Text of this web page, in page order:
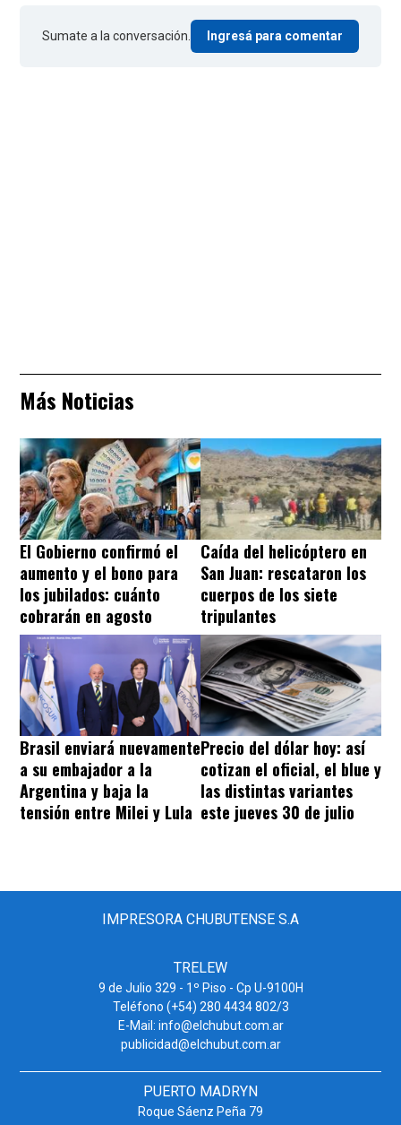
Sumate a la conversación. Ingresá para comentar
Más Noticias
El Gobierno confirmó el
aumento y el bono para
los jubilados: cuánto
cobrarán en agosto
Caída del helicóptero en
San Juan: rescataron los
cuerpos de los siete
tripulantes
Brasil enviará nuevamente
a su embajador a la
Argentina y baja la
tensión entre Milei y Lula
Precio del dólar hoy: así
cotizan el oficial, el blue y
las distintas variantes
este jueves 30 de julio
IMPRESORA CHUBUTENSE S.A
TRELEW
9 de Julio 329 - 1º Piso - Cp U-9100H
Teléfono (+54) 280 4434 802/3
E-Mail: info@elchubut.com.ar
publicidad@elchubut.com.ar
PUERTO MADRYN
Roque Sáenz Peña 79